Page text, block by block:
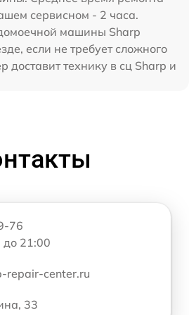
сервисном - 2 часа.
машины Sharp
если не требует сложного
доставит технику в сц Sharp и
76
до 21:00
repair-center.ru
33